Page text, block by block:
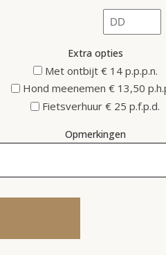
Dag
Extra opties
Met ontbijt € 14 p.p.p.n.
Hond meenemen € 13,50
Fietsverhuur € 25 p.f.p.d.
Opmerkingen